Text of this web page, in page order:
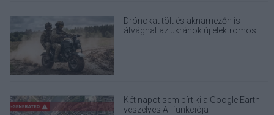
Drónokat tölt és aknamezőn is
átvághat az ukránok új elektromos
Két napot sem bírt ki a Google Earth
veszélyes AI-funkciója